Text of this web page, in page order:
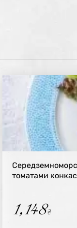
томатами
1,148₴